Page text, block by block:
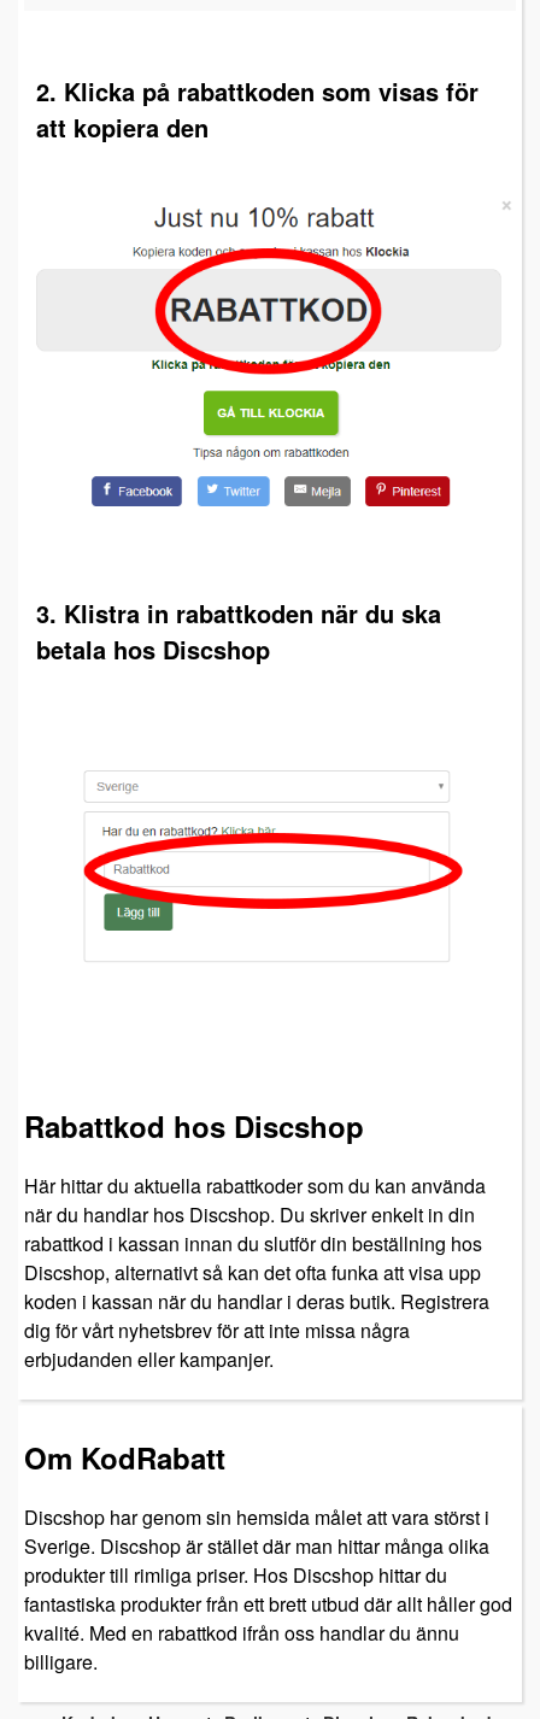
2. Klicka på rabattkoden som visas för
att kopiera den
3. Klistra in rabattkoden när du ska
betala hos Discshop
Rabattkod hos Discshop
Här hittar du aktuella rabattkoder som du kan använda
när du handlar hos Discshop. Du skriver enkelt in din
rabattkod i kassan innan du slutför din beställning hos
Discshop, alternativt så kan det ofta funka att visa upp
koden i kassan när du handlar i deras butik. Registrera
dig för vårt nyhetsbrev för att inte missa några
erbjudanden eller kampanjer.
Om KodRabatt
Discshop har genom sin hemsida målet att vara störst i
Sverige. Discshop är stället där man hittar många olika
produkter till rimliga priser. Hos Discshop hittar du
fantastiska produkter från ett brett utbud där allt håller god
kvalité. Med en rabattkod ifrån oss handlar du ännu
billigare.